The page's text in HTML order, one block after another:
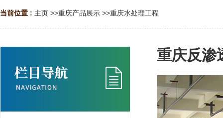
当前位置 : 主页 >>重庆产品展示 >>重庆水处理工程
重庆反渗